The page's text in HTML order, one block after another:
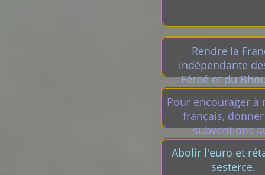
Rendre la
indépendante
Féroé et du
Pour encourager à
français,
subventions
cultivateurs de
de
Abolir l'euro et
sesterce.